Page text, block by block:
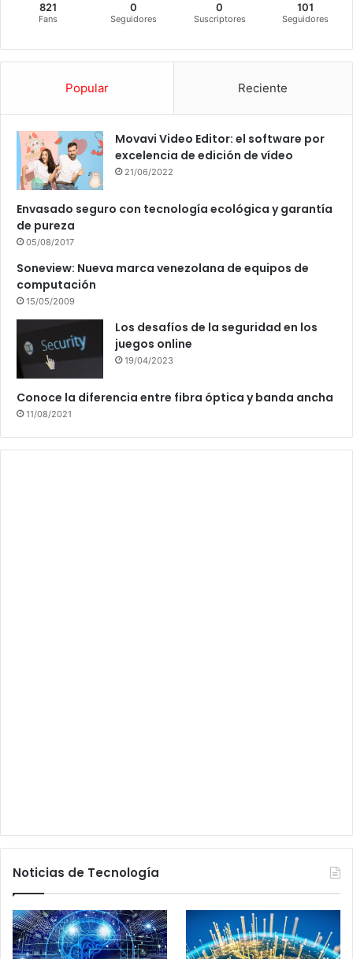
821
Fans
0
Seguidores
0
Suscriptores
101
Seguidores
Popular Reciente
Movavi Video Editor: el software por
excelencia de edición de vídeo
21/06/2022
Envasado seguro con tecnología ecológica y garantía
de pureza
05/08/2017
Soneview: Nueva marca venezolana de equipos de
computación
15/05/2009
Los desafíos de la seguridad en los
juegos online
19/04/2023
Conoce la diferencia entre fibra óptica y banda ancha
11/08/2021
Noticias de Tecnología